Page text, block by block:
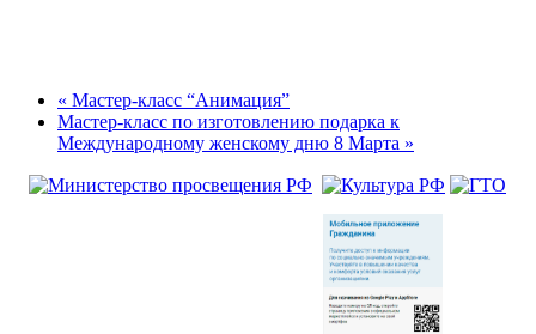
« Мастер-класс “Анимация”
Мастер-класс по изготовлению подарка к
Международному женскому дню 8 Марта »